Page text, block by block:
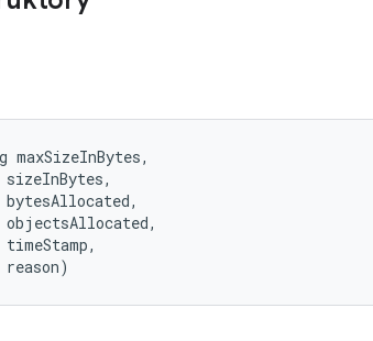
timeStamp,
reason)